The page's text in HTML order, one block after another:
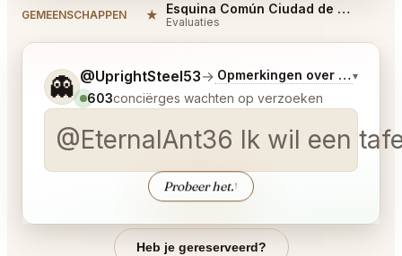
GEMEENSCHAPPEN ★ Esquina Común Ciudad de México Reviews
Evaluaties
👻 @UprightSteel53→ Opmerkingen over Laatste
▾
603conciërges wachten op verzoeken
@EternalAnt36 Ik wil een
Probeer het.↑
Vertel me wat je wilt.
Heb je gereserveerd?